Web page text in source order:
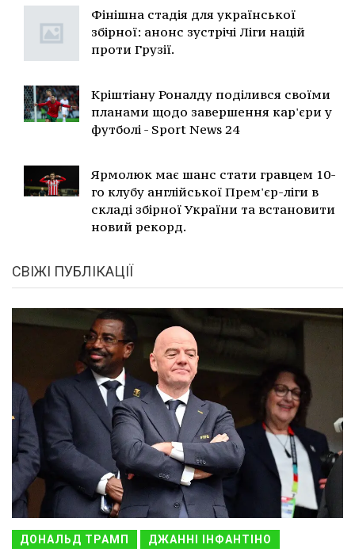
Фінішна стадія для української
збірної: анонс зустрічі Ліги націй
проти Грузії.
Кріштіану Роналду поділився своїми
планами щодо завершення кар'єри у
футболі - Sport News 24
Ярмолюк має шанс стати гравцем 10-
го клубу англійської Прем'єр-ліги в
складі збірної України та встановити
новий рекорд.
СВІЖІ ПУБЛІКАЦІЇ
ДОНАЛЬД ТРАМП ДЖАННІ ІНФАНТІНО